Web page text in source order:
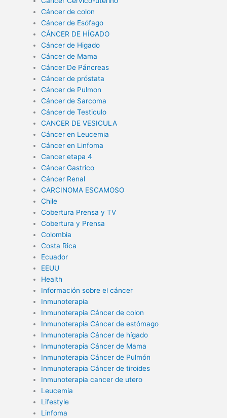
Cáncer de colon
Cáncer de Esófago
CÁNCER DE HÍGADO
Cáncer de Higado
Cáncer de Mama
Cáncer De Páncreas
Cáncer de próstata
Cáncer de Pulmon
Cáncer de Sarcoma
Cáncer de Testiculo
CANCER DE VESICULA
Cáncer en Leucemia
Cáncer en Linfoma
Cancer etapa 4
Cáncer Gastrico
Cáncer Renal
CARCINOMA ESCAMOSO
Chile
Cobertura Prensa y TV
Cobertura y Prensa
Colombia
Costa Rica
Ecuador
EEUU
Health
Información sobre el cáncer
Inmunoterapia
Inmunoterapia Cáncer de colon
Inmunoterapia Cáncer de estómago
Inmunoterapia Cáncer de hígado
Inmunoterapia Cáncer de Mama
Inmunoterapia Cáncer de Pulmón
Inmunoterapia Cáncer de tiroides
Inmunoterapia cancer de utero
Leucemia
Lifestyle
Linfoma